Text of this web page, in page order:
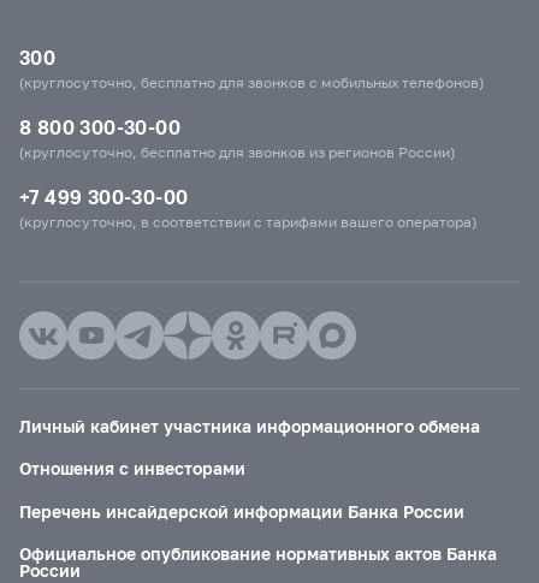
300
(круглосуточно, бесплатно для звонков с мобильных телефонов)
8 800 300-30-00
(круглосуточно, бесплатно для звонков из регионов России)
+7 499 300-30-00
(круглосуточно, в соответствии с тарифами вашего оператора)
Личный кабинет участника информационного обмена
Отношения с инвесторами
Перечень инсайдерской информации Банка России
Официальное опубликование нормативных актов Банка
России